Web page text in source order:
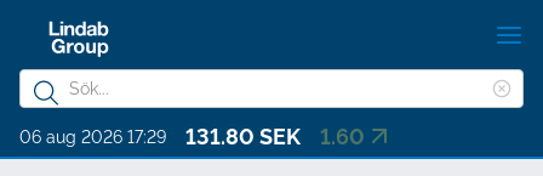
Hoppa
huvudinnehållet
Sökord
Sök
på
Om Lindab Group
06 aug 2026 17:29 131.80 SEK 1.60